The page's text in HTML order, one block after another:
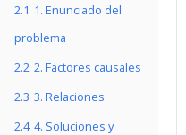
2.1 1. Enunciado del
problema
2.2 2. Factores causales
2.3 3. Relaciones
2.4 4. Soluciones y